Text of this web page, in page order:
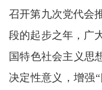
召开第九次党代会
段的起步之年，广
国特色社会主义思
决定性意义，增强